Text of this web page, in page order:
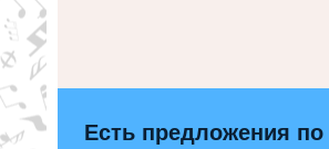
Есть предложения по